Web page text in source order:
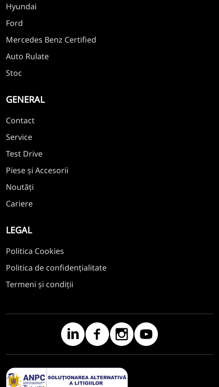
Hyundai
Ford
Mercedes Benz Certified
Auto Rulate
Stoc
GENERAL
Contact
Service
Test Drive
Piese și Accesorii
Noutăți
Cariere
LEGAL
Politica Cookies
Politica de confidențialitate
Termeni și condiții